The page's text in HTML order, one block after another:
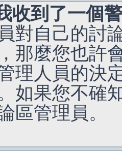
收到了一個
對自己的討
那麼您也許
理人員的決
如果您不確
區管理員。